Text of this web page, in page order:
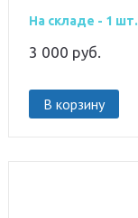
На складе - 1 шт.
3 000 руб.
В корзину